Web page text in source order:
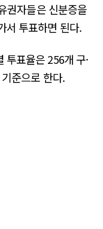
권자들은 신분증을
서 투표하면 된다.
투표율은 256개 구·
준으로 한다.